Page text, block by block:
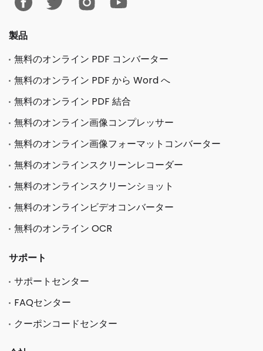
製品
無料のオンライン PDF コンバーター
無料のオンライン PDF から Word へ
無料のオンライン PDF 結合
無料のオンライン画像コンプレッサー
無料のオンライン画像フォーマットコンバーター
無料のオンラインスクリーンレコーダー
無料のオンラインスクリーンショット
無料のオンラインビデオコンバーター
無料のオンライン OCR
サポート
サポートセンター
FAQセンター
クーポンコードセンター